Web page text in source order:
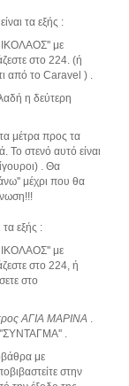
τα εξής :
με
στο 224. (ή
από το Caravel ) .
η δεύτερη
μέτρα προς τα
Το στενό αυτό είναι
. Θα
μέχρι που θα
τα εξής :
με
στο 224, ή
στο
ΑΓΙΑ ΜΑΡΙΝΑ .
''ΣΥΝΤΑΓΜΑ'' .
με
στην